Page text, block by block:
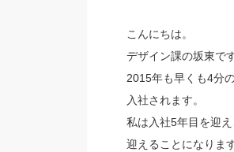
こんにちは。
デザイン課の坂東です
2015年も早くも4分
入社されます。
私は入社5年目を迎
迎えることになります